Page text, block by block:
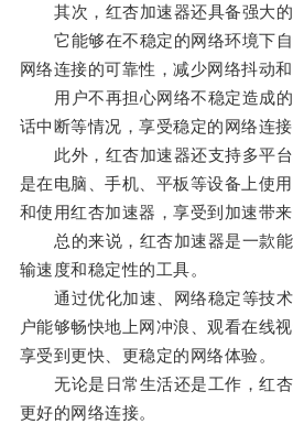
其次，红杏加速器还具备强大的
它能够在不稳定的网络环境下自
网络连接的可靠性，减少网络抖动和
用户不再担心网络不稳定造成的
话中断等情况，享受稳定的网络连接
此外，红杏加速器还支持多平台
是在电脑、手机、平板等设备上使
和使用红杏加速器，享受到加速带来
总的来说，红杏加速器是一款能
输速度和稳定性的工具。
通过优化加速、网络稳定等技术
户能够畅快地上网冲浪、观看在线
享受到更快、更稳定的网络体验。
无论是日常生活还是工作，红杏
更好的网络连接。